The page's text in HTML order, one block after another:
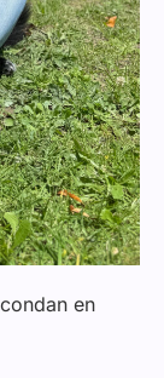
en